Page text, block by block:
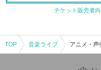
チケット販売者
TOP 音楽ライブ アニメ・声